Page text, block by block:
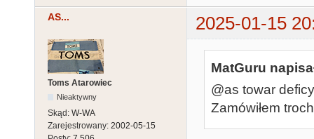
AS... 2025-01-15
Toms Atarowiec
Nieaktywny
Skąd: W-WA
Zarejestrowany: 2002-05-15
MatGuru
@as towar
Zamówiłem